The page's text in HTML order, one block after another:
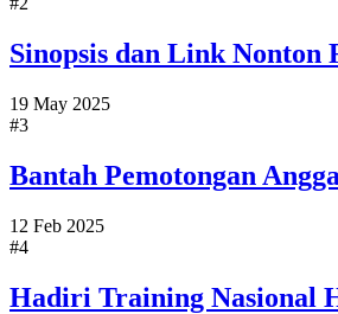
Sinopsis dan Link
19 May 2025
#3
Bantah Pemotongan
12 Feb 2025
#4
Hadiri Training Nasional